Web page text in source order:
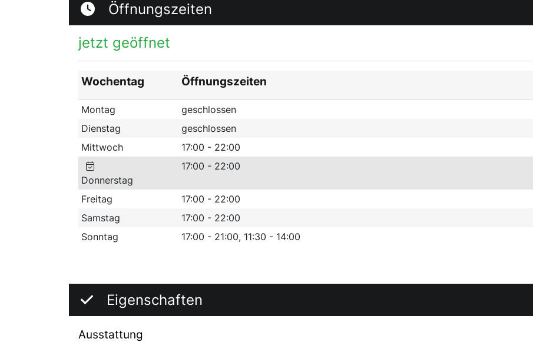
Öffnungszeiten
jetzt geöffnet
Wochentag Öffnungszeiten
Montag
geschlossen
Dienstag
geschlossen
Mittwoch
17:00 - 22:00
Donnerstag
17:00 - 22:00
Freitag
17:00 - 22:00
Samstag
17:00 - 22:00
Sonntag
17:00 - 21:00, 11:30 - 14:00
Eigenschaften
Ausstattung